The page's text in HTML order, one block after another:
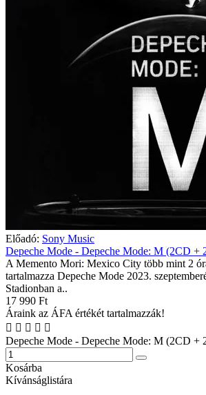
Előadó: Sony Music
Depeche Mode - Depeche Mode: M (2CD +
A Memento Mori: Mexico City több mint 2
tartalmazza Depeche Mode 2023.
Stadionban a..
17 990 Ft
Áraink az ÁFA értékét tartalmazzák!
Depeche Mode - Depeche Mode: M (2CD +
Kosárba
Kívánságlistára